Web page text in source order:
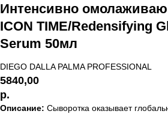
Интенсивно
ICON TIME/Redensifying
Serum 50мл
DIEGO DALLA PALMA PROFESSIONAL
5840,00
р.
Описание: Сыворотка оказывает